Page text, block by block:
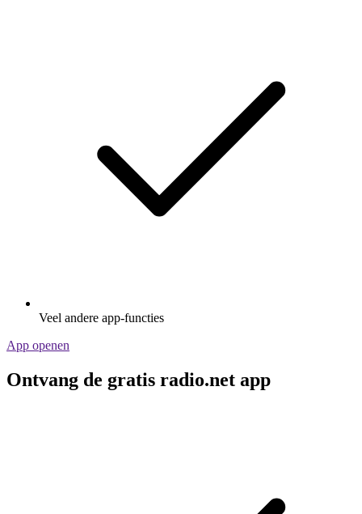
Veel andere app-functies
App openen
Ontvang de gratis radio.net app